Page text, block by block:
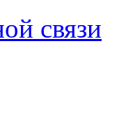
связи